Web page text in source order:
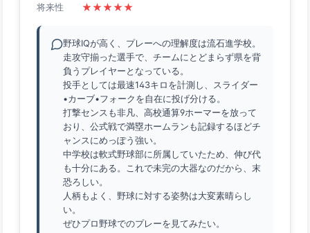
将来性 ★★★★★
野球IQが高く、プレーへの理解度は流石進学校。
走攻守揃った選手で、チームにとどまらず県を背
負うプレイヤーとなっている。
投手としては最速143キロを計測し、スライダー
•カーブ•フォークを自在に投げ分ける。
打撃センスも非凡、高校通算9ホーマーを放って
おり、公式戦で満塁ホームランも記録するほどチ
ャンスにめっぽう強い。
中学校は軟式野球部に所属していたため、伸び代
も十分にある。これで未完の大器なのだから、末
恐ろしい。
人柄もよく、野球に対する姿勢は大変素晴らし
い。
ぜひプロ野球でのプレーを見てみたい。